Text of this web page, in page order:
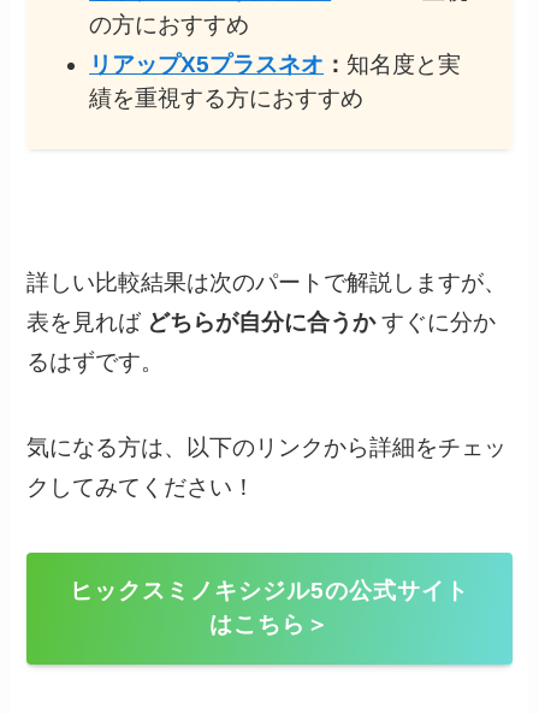
の方におすすめ
リアップX5プラスネオ ：知名度と実
績を重視する方におすすめ
詳しい比較結果は次のパートで解説しますが、
表を見れば どちらが自分に合うかすぐに分か
るはずです。
気になる方は、以下のリンクから詳細をチェッ
クしてみてください！
ヒックスミノキシジル5の公式サイト
はこちら＞